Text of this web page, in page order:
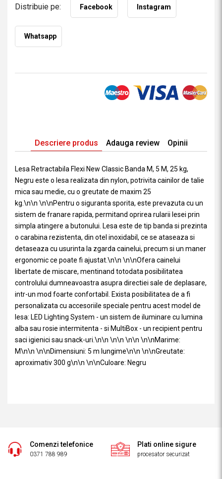
Descriere produs Adauga review Opinii
Lesa Retractabila Flexi New Classic Banda M, 5 M, 25 kg,
Negru este o lesa realizata din nylon, potrivita cainilor de talie
mica sau medie, cu o greutate de maxim 25
kg.\n\n \n\nPentru o siguranta sporita, este prevazuta cu un
sistem de franare rapida, permitand oprirea rularii lesei prin
simpla atingere a butonului. Lesa este de tip banda si prezinta
o carabina rezistenta, din otel inoxidabil, ce se ataseaza si
detaseaza cu usurinta la zgarda cainelui, precum si un maner
ergonomic ce poate fi ajustat.\n\n \n\nOfera cainelui
libertate de miscare, mentinand totodata posibilitatea
controlului dumneavoastra asupra directiei sale de deplasare,
intr-un mod foarte confortabil. Exista posibilitatea de a fi
personalizata cu accesoriile speciale pentru acest model de
lesa: LED Lighting System - un sistem de iluminare cu lumina
alba sau rosie intermitenta - si MultiBox - un recipient pentru
saci igienici sau snack-uri.\n\n \n\n \n\n \n\nMarime:
M\n\n \n\nDimensiuni: 5 m lungime\n\n \n\nGreutate:
aproximativ 300 g\n\n \n\nCuloare: Negru
Distribuie pe: Facebook Instagram
Whatsapp
Comenzi telefonice
0371 788 989
Plati online sigure
procesator securizat